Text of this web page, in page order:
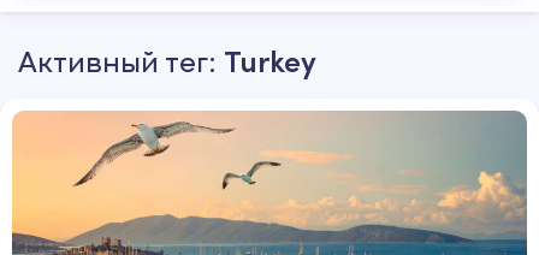
Активный тег: Turkey